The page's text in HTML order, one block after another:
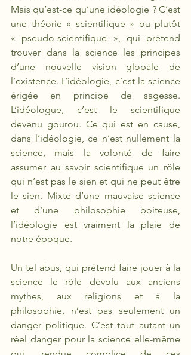
Mais qu’est-ce qu’une idéologie ? C’est
une théorie « scientifique » ou plutôt
« pseudo-scientifique », qui prétend
trouver dans la science les principes
d’une nouvelle vision globale de
l’existence. L’idéologie, c’est la science
érigée en principe de sagesse.
L’idéologue, c’est le scientifique
devenu gourou. Ce qui est en cause,
dans l’idéologie, ce n’est nullement la
science, mais la volonté de faire
assumer au savoir scientifique un rôle
qui n’est pas le sien et qui ne peut être
le sien. Mixte d’une mauvaise science
et d’une philosophie boiteuse,
l’idéologie est vraiment la plaie de
notre époque.
Un tel abus, qui prétend faire jouer à la
science le rôle dévolu aux anciens
mythes, aux religions et à la
philosophie, n’est pas seulement un
danger politique. C’est tout autant un
réel danger pour la science elle-même